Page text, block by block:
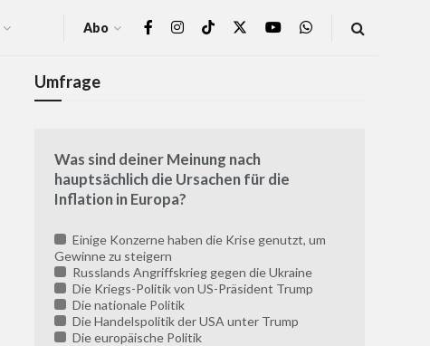
Abo
Umfrage
Was sind deiner Meinung nach
hauptsächlich die Ursachen für die
Inflation in Europa?
Einige Konzerne haben die Krise genutzt, um
Gewinne zu steigern
Russlands Angriffskrieg gegen die Ukraine
Die Kriegs-Politik von US-Präsident Trump
Die nationale Politik
Die Handelspolitik der USA unter Trump
Die europäische Politik